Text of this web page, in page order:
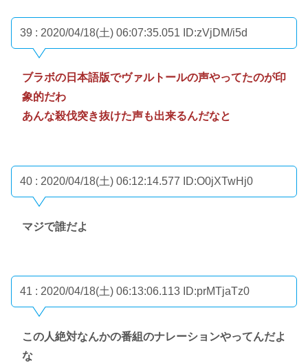
39 : 2020/04/18(土) 06:07:35.051 ID:zVjDM/i5d
ブラボの日本語版でヴァルトールの声やってたのが印
象的だわ
あんな殺伐突き抜けた声も出来るんだなと
40 : 2020/04/18(土) 06:12:14.577 ID:O0jXTwHj0
マジで誰だよ
41 : 2020/04/18(土) 06:13:06.113 ID:prMTjaTz0
この人絶対なんかの番組のナレーションやってんだよ
な